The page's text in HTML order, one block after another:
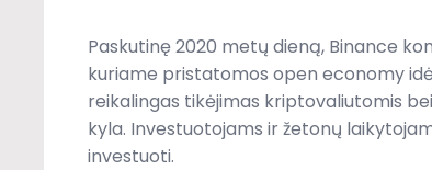
Paskutinę 2020 metų dieną, Binance
kuriame pristatomos open economy
reikalingas tikėjimas kriptovaliutomis
kyla. Investuotojams ir žetonų
investuoti.